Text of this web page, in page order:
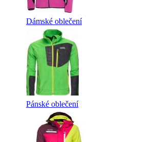
Dámské oblečení
Pánské oblečení